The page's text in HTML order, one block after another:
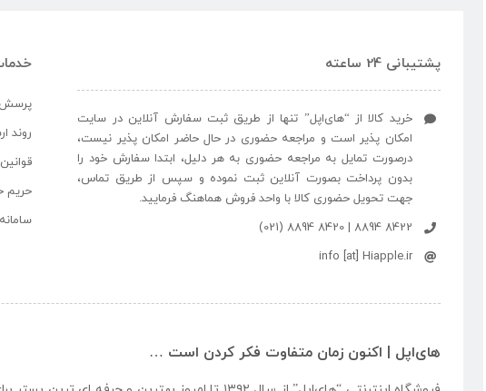
پشتیبانی 24 ساعته
خرید کالا از “های‌اپل” تنها از طریق ثبت سفارش آنلاین در سایت
امکان پذیر است و مراجعه حضوری در حال حاضر امکان پذیر نیست،
درصورت تمایل به مراجعه حضوری به هر دلیل، ابتدا سفارش خود را
بدون پرداخت بصورت آنلاین ثبت نموده و سپس از طریق تماس،
جهت تحویل حضوری کالا با واحد فروش هماهنگ فرمایید.
8422 8894 | 8420 8894 (021)
info [at] Hiapple.ir
پرسش
روند
های‌اپل | اکنون زمان متفاوت فکر کردن است …